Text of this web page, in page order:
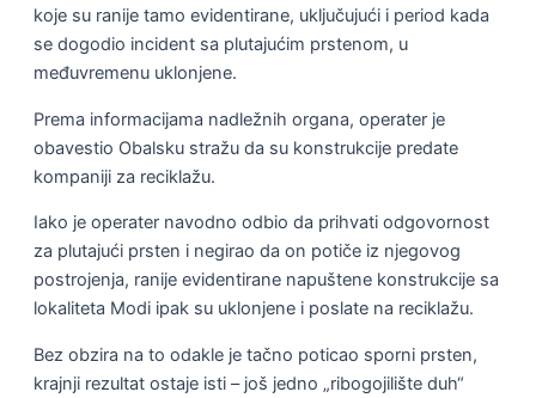
koje su ranije tamo evidentirane, uključujući i period kada
se dogodio incident sa plutajućim prstenom, u
međuvremenu uklonjene.
Prema informacijama nadležnih organa, operater je
obavestio Obalsku stražu da su konstrukcije predate
kompaniji za reciklažu.
Iako je operater navodno odbio da prihvati odgovornost
za plutajući prsten i negirao da on potiče iz njegovog
postrojenja, ranije evidentirane napuštene konstrukcije sa
lokaliteta Modi ipak su uklonjene i poslate na reciklažu.
Bez obzira na to odakle je tačno poticao sporni prsten,
krajnji rezultat ostaje isti – još jedno „ribogojilište duh“